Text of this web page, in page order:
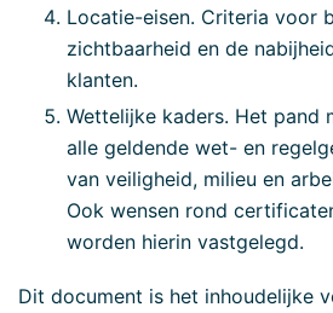
Locatie-eisen. Criteria voor
zichtbaarheid en de
klanten.
Wettelijke kaders. Het pand
alle geldende wet- en
van veiligheid, milieu en
Ook wensen rond
worden hierin vastgelegd.
Dit document is het inhoudelijke